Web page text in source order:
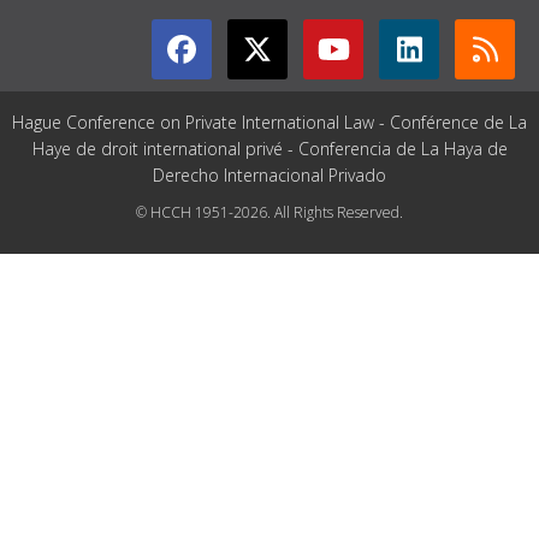
Hague Conference on Private International Law - Conférence de La
Haye de droit international privé - Conferencia de La Haya de
Derecho Internacional Privado
© HCCH 1951-2026. All Rights Reserved.